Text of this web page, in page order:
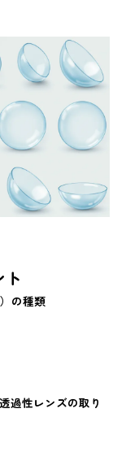
の種類
過性レンズの取り